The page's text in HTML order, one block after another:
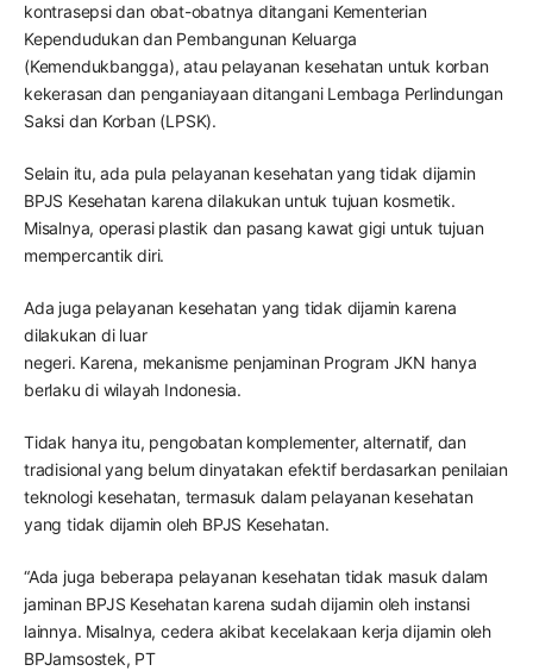
kontrasepsi dan obat-obatnya ditangani Kementerian
Kependudukan dan Pembangunan Keluarga
(Kemendukbangga), atau pelayanan kesehatan untuk korban
kekerasan dan penganiayaan ditangani Lembaga Perlindungan
Saksi dan Korban (LPSK).
Selain itu, ada pula pelayanan kesehatan yang tidak dijamin
BPJS Kesehatan karena dilakukan untuk tujuan kosmetik.
Misalnya, operasi plastik dan pasang kawat gigi untuk tujuan
mempercantik diri.
Ada juga pelayanan kesehatan yang tidak dijamin karena
dilakukan di luar
negeri. Karena, mekanisme penjaminan Program JKN hanya
berlaku di wilayah Indonesia.
Tidak hanya itu, pengobatan komplementer, alternatif, dan
tradisional yang belum dinyatakan efektif berdasarkan penilaian
teknologi kesehatan, termasuk dalam pelayanan kesehatan
yang tidak dijamin oleh BPJS Kesehatan.
“Ada juga beberapa pelayanan kesehatan tidak masuk dalam
jaminan BPJS Kesehatan karena sudah dijamin oleh instansi
lainnya. Misalnya, cedera akibat kecelakaan kerja dijamin oleh
BPJamsostek, PT